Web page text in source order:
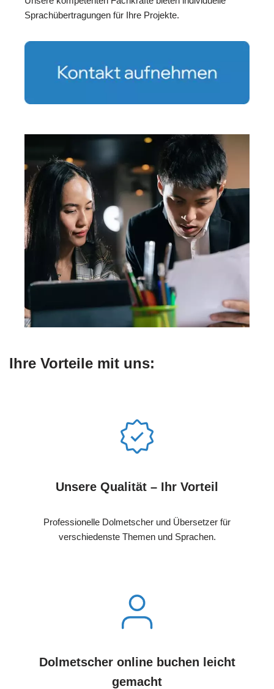
Sprachübertragungen für Ihre Projekte.
Ihre Vorteile mit uns:
Unsere Qualität – Ihr Vorteil
Professionelle Dolmetscher und Übersetzer für
verschiedenste Themen und Sprachen.
Dolmetscher online buchen leicht
gemacht